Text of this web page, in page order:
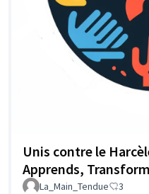
Unis contre le
Apprends,
La_Main_Tendue 3